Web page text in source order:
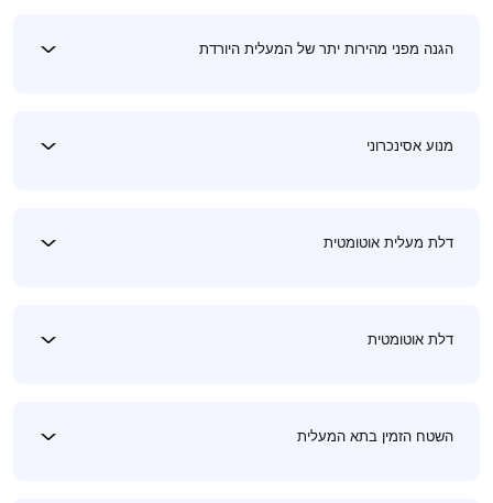
הגנה מפני מהירות יתר של המעלית היורדת
מנוע אסינכרוני
דלת מעלית אוטומטית
דלת אוטומטית
השטח הזמין בתא המעלית